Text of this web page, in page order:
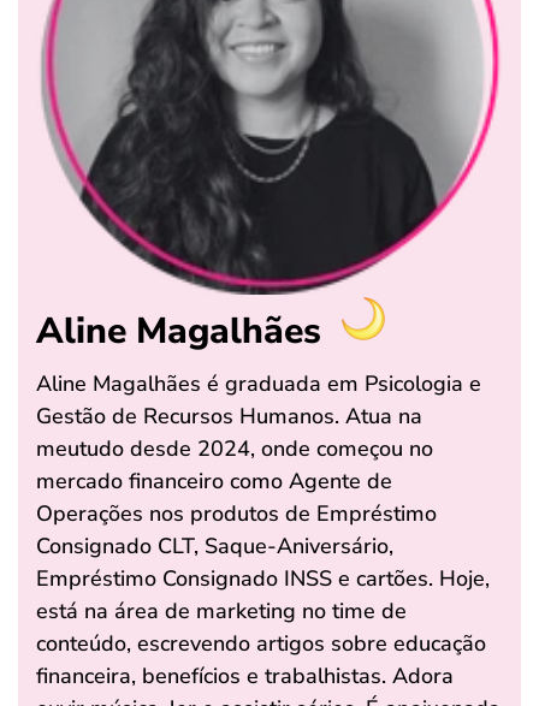
Aline Magalhães
Aline Magalhães é graduada em Psicologia e
Gestão de Recursos Humanos. Atua na
meutudo desde 2024, onde começou no
mercado financeiro como Agente de
Operações nos produtos de Empréstimo
Consignado CLT, Saque-Aniversário,
Empréstimo Consignado INSS e cartões. Hoje,
está na área de marketing no time de
conteúdo, escrevendo artigos sobre educação
financeira, benefícios e trabalhistas. Adora